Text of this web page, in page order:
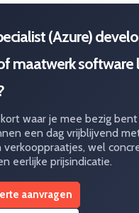
(Azure)
maatwerk software
waar je mee bezig
een dag vrijblijvend
verkooppraatjes, wel
eerlijke prijsindicatie.
aanvragen